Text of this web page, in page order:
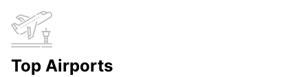
Top Airports